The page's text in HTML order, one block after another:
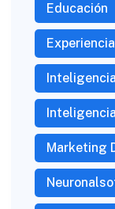
Educación
Marketing